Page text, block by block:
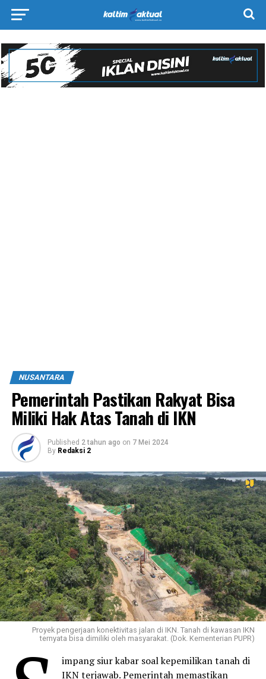
NUSANTARA
Pemerintah Pastikan Rakyat Bisa
Miliki Hak Atas Tanah di IKN
Published 2 tahun ago on 7 Mei 2024
By Redaksi 2
Proyek pengerjaan konektivitas jalan di IKN. Tanah di kawasan IKN
ternyata bisa dimiliki oleh masyarakat. (Dok. Kementerian PUPR)
impang siur kabar soal kepemilikan tanah di
IKN terjawab. Pemerintah memastikan